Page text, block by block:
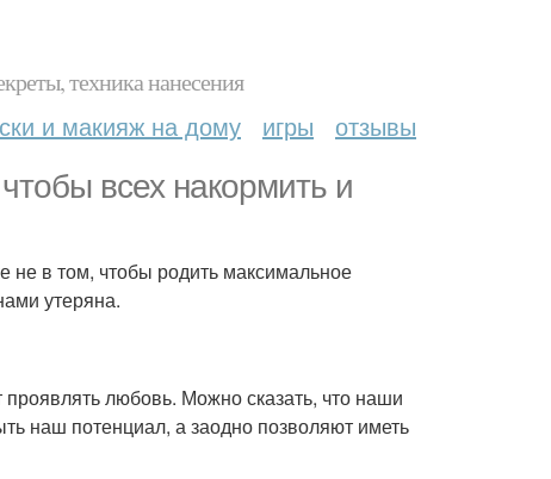
техника нанесения
и макияж на дому игры отзывы
всех накормить и
не в том, чтобы родить максимальное
утеряна.
любовь. Можно сказать, что наши
наш потенциал, а заодно позволяют иметь